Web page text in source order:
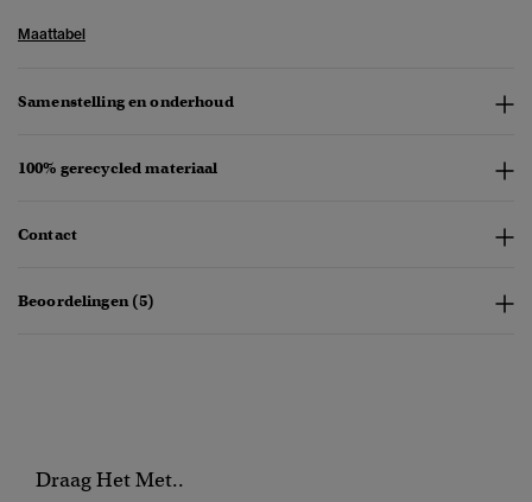
Maattabel
Samenstelling en onderhoud
100% gerecycled materiaal
Contact
Beoordelingen (5)
Draag Het Met..